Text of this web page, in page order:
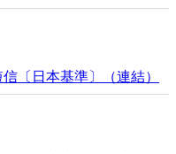
〔日本基準〕（連結）